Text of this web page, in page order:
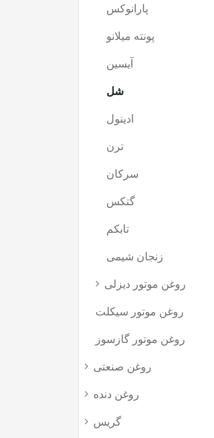
پارانوکس
پونته میلانو
آیسین
شل
ادینول
ترن
سرکان
گتکس
تابکم
زنجان شیمی
روغن موتور دیزلی
روغن موتور سیکلت
روغن موتور گازسوز
روغن صنعتی
روغن دنده
گریس